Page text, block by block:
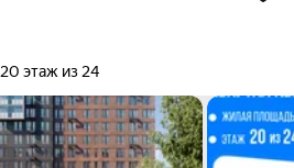
20 этаж из 24